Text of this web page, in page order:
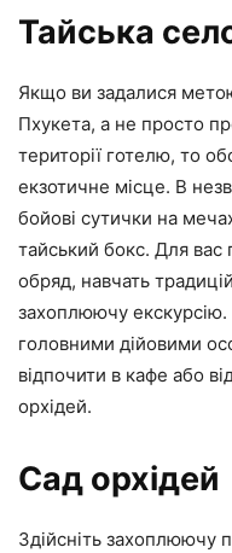
Тайська
Якщо ви задалися
Пхукета, а не просто
території готелю, то
екзотичне місце. В
бойові сутички на
тайський бокс. Для вас
обряд, навчать
захоплюючу екскурсію.
головними дійовими
відпочити в кафе або
орхідей.
Сад орхідей
Здійсніть захоплюючу